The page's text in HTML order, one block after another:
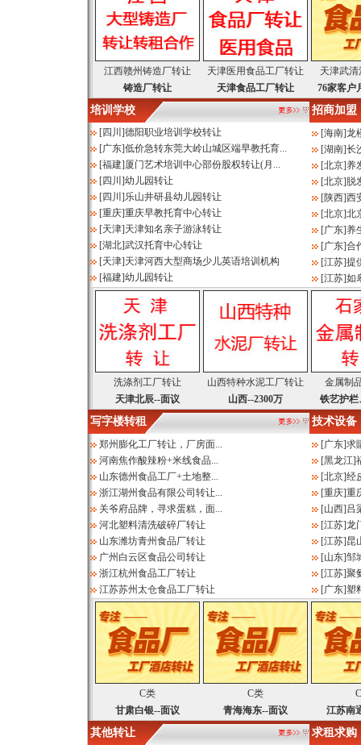
江西赣州铸造厂转让 天津医用食品工厂转让
天津武
铸造厂转让
天津食品工厂转让 76家客户
培训学校 招商加盟
[四川 ]德阳职业培训学校转让
[广东]低价急转东莞大岭山城区端早教托育...
[福建]厦门艺术培训中心部份股权转让(月...
[四川 ]幼儿园转让
[四川 ]乐山井研县幼儿园转让
[重庆]重庆早教托育中心转让
[天津]天津知名亲子游泳转让
[湖北]武汉托育中心转让
[天津]天津河西大型商场少儿英语培训机构
[福建]幼儿园转让
[海南]龙
[湖南]长
[北京]养
[北京] 脱
[陕西]西
[北京]北
[广东]养
[广东]合
[江苏]提
[江苏]如
洗涤剂工厂转让 山西特种水泥工厂转让
金属制
天津北辰--面议
山西--2300万 铁艺护栏
写字楼转租 技术设备
郑州膨化工厂转让，厂房面...
河南焦作酸辣粉+米线食品...
山东德州食品工厂+土地整...
浙江湖州食品有限公司转让...
关爷府品牌，寻求蛋糕，面...
河北塑料清洗破碎厂转让
山东潍坊青州食品厂转让
广州白云区食品公司转让
浙江杭州食品工厂转让
江苏苏州太仓食品工厂转让
[广东]求
[黑龙江]
[北京]经
[重庆]重
[山西]吕
[江苏]龙
[江苏]昆
[山东]邹
[江苏]聚
[广东]塑
C类 C类
甘肃白银--面议
青海海东--面议 江苏南
其他转让 求租求购